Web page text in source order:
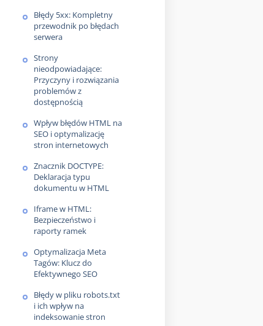
Błędy 5xx: Kompletny
przewodnik po błędach
serwera
Strony
nieodpowiadające:
Przyczyny i rozwiązania
problemów z
dostępnością
Wpływ błędów HTML na
SEO i optymalizację
stron internetowych
Znacznik DOCTYPE:
Deklaracja typu
dokumentu w HTML
Iframe w HTML:
Bezpieczeństwo i
raporty ramek
Optymalizacja Meta
Tagów: Klucz do
Efektywnego SEO
Błędy w pliku robots.txt
i ich wpływ na
indeksowanie stron